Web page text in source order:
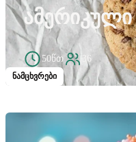
ნამცხვრები
ᲐᲛᲔᲠᲘᲙᲣᲚᲘ
50წთ 36